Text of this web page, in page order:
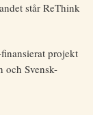
står ReThink
projekt
och Svensk-